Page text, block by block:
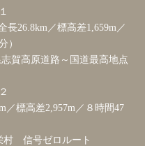
26.8km／標高差1,659m／
）
賀高原道路～国道最高地点
／標高差2,957m／８時間47
信号ゼロルート